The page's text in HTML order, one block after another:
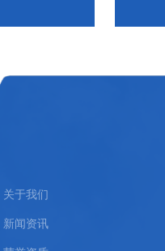
关于我们
新闻资讯